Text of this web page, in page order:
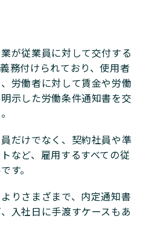
が従業員に対して交付する
務付けられており、使用者
労働者に対して賃金や労働
示した労働条件通知書を交
だけでなく、契約社員や準
など、雇用するすべての従
す。
りさまざまで、内定通知書
入社日に手渡すケースもあ